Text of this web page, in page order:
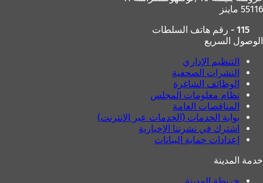
55116 ماينز
115 - رقم هاتف السلطات
الوصول السريع
التنظيم الإداري
النشرات الصحفية
الوظائف الشاغرة
نظام معلومات المجلس
المناقصات العامة
بوابة الخدمات (الخدمات عبر الإنترنت)
اشترك في نشرتنا الإخبارية
إعدادات حماية البيانات
خدمة المدينة